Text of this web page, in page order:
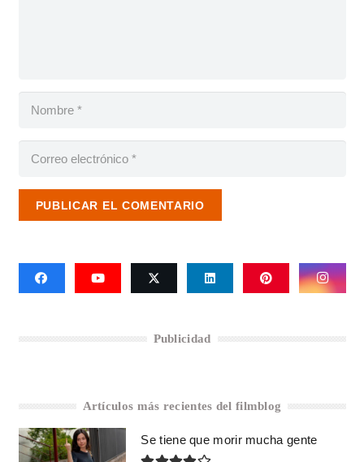
PUBLICAR EL COMENTARIO
Publicidad
Artículos más recientes del filmblog
Se tiene que morir mucha gente